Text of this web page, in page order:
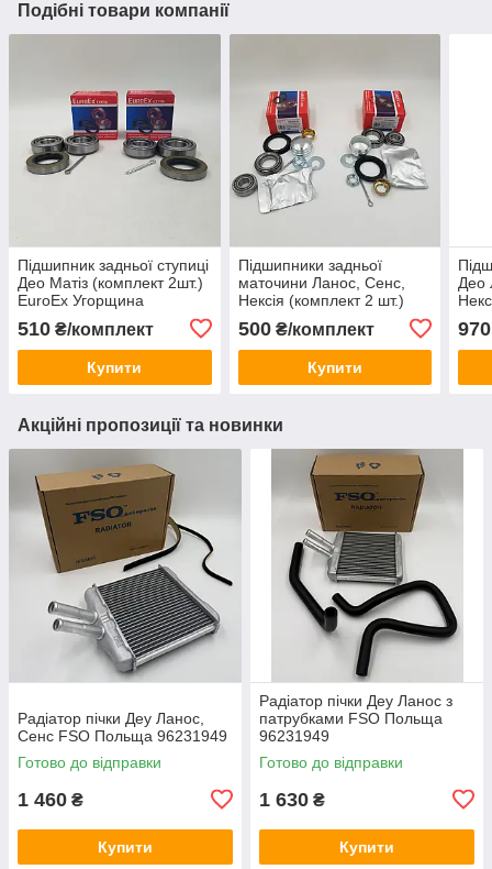
Подібні товари компанії
Підшипник задньої ступиці
Део Матіз (комплект 2шт.)
EuroEx Угорщина
510 ₴/комплект
Купити
Підшипники задньої
маточини Ланос, Сенс,
Нексія (комплект 2 шт.)
500₴/комплект
Купити
Део
970
Акційні пропозиції та новинки
Радіатор пічки Деу Ланос,
Сенс FSO Польща 96231949
Готово до відправки
1 460 ₴
Купити
Радіатор пічки Деу Ланос з
патрубками FSO Польща
96231949
Готово до відправки
1 630 ₴
Купити